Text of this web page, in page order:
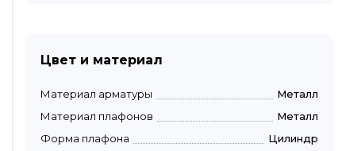
Цвет и материал
Материал арматуры
Металл
Материал плафонов
Металл
Форма плафона
Цилиндр